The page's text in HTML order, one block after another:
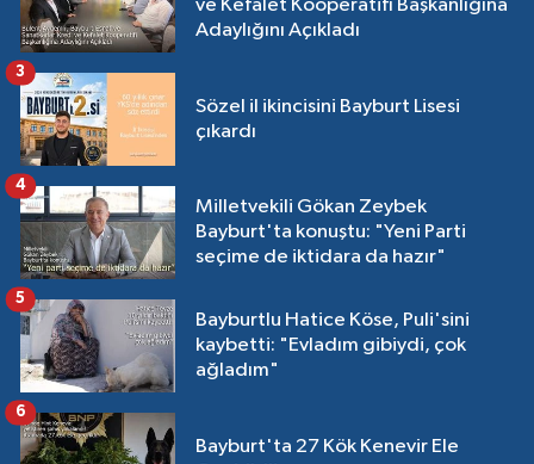
ve Kefalet Kooperatifi Başkanlığına
Adaylığını Açıkladı
Sözel il ikincisini Bayburt Lisesi
çıkardı
3
Milletvekili Gökan Zeybek
Bayburt'ta konuştu: "Yeni Parti
seçime de iktidara da hazır"
4
Bayburtlu Hatice Köse, Puli'sini
kaybetti: "Evladım gibiydi, çok
ağladım"
5
Bayburt'ta 27 Kök Kenevir Ele
6